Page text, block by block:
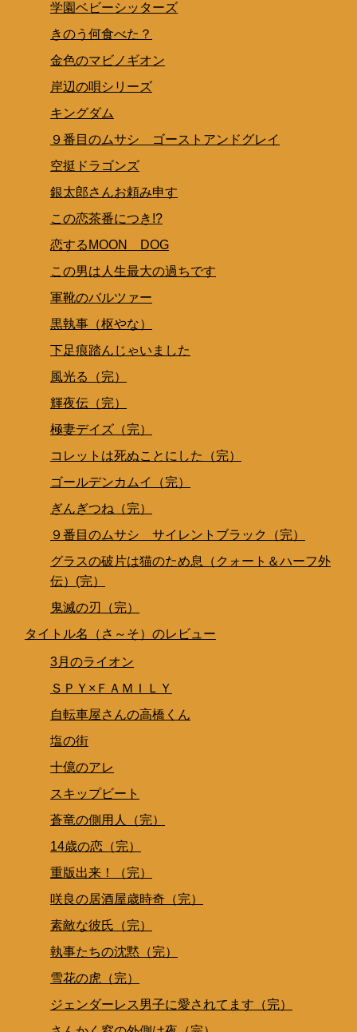
学園ベビーシッターズ
きのう何食べた？
金色のマビノギオン
岸辺の唄シリーズ
キングダム
９番目のムサシ ゴーストアンドグレイ
空挺ドラゴンズ
銀太郎さんお頼み申す
この恋茶番につき!?
恋するMOON DOG
この男は人生最大の過ちです
軍靴のバルツァー
黒執事（枢やな）
下足痕踏んじゃいました
風光る（完）
輝夜伝（完）
極妻デイズ（完）
コレットは死ぬことにした（完）
ゴールデンカムイ（完）
ぎんぎつね（完）
９番目のムサシ サイレントブラック（完）
グラスの破片は猫のため息（クォート＆ハーフ外
伝）(完）
鬼滅の刃（完）
タイトル名（さ～そ）のレビュー
3月のライオン
ＳＰＹ×ＦＡＭＩＬＹ
自転車屋さんの高橋くん
塩の街
十億のアレ
スキップビート
蒼竜の側用人（完）
14歳の恋（完）
重版出来！（完）
咲良の居酒屋歳時奇（完）
素敵な彼氏（完）
執事たちの沈黙（完）
雪花の虎（完）
ジェンダーレス男子に愛されてます（完）